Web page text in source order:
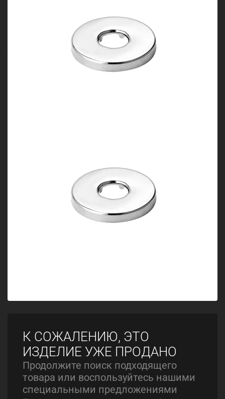
К СОЖАЛЕНИЮ, ЭТО
ИЗДЕЛИЕ УЖЕ ПРОДАНО
Продолжите поиск подходящего
товара или воспользуйтесь нашими
специальными предложениями